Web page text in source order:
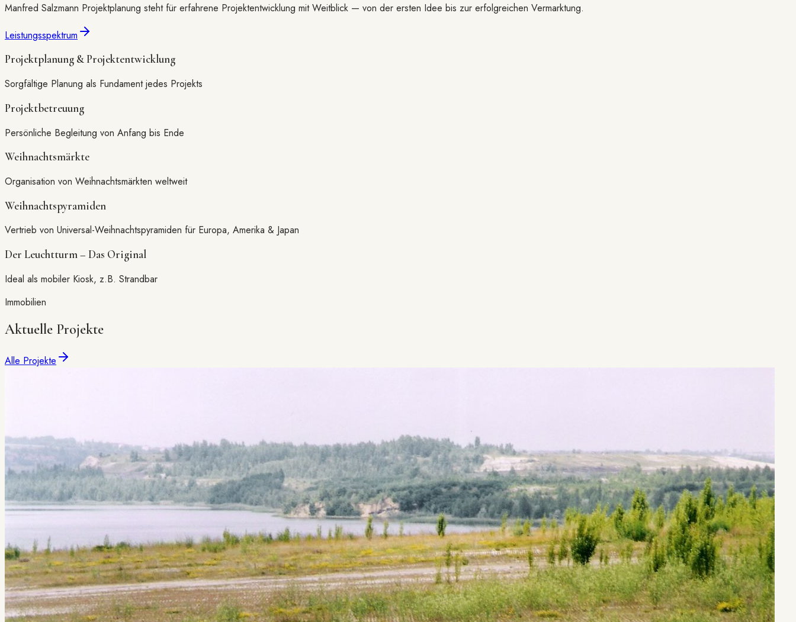
Manfred Salzmann Projektplanung steht für erfahrene Projektentwicklung mit Weitblick — von der ersten Idee bis zur erfolgreichen Vermarktung.
Leistungsspektrum
Projektplanung & Projektentwicklung
Sorgfältige Planung als Fundament jedes Projekts
Projektbetreuung
Persönliche Begleitung von Anfang bis Ende
Weihnachtsmärkte
Organisation von Weihnachtsmärkten weltweit
Weihnachtspyramiden
Vertrieb von Universal-Weihnachtspyramiden für Europa, Amerika & Japan
Der Leuchtturm – Das Original
Ideal als mobiler Kiosk, z.B. Strandbar
Immobilien
Aktuelle Projekte
Alle Projekte